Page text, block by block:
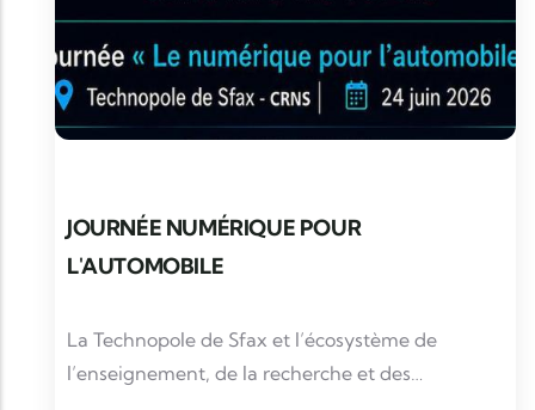
JOURNÉE NUMÉRIQUE POUR
L'AUTOMOBILE
La Technopole de Sfax et l’écosystème de
l’enseignement, de la recherche et des